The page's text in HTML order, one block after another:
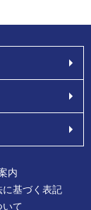
内
基づく表記
いて